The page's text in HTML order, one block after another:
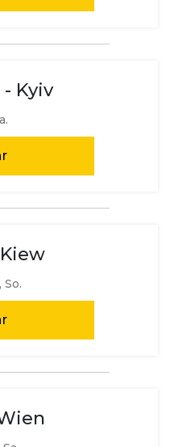
Kyiv
So.